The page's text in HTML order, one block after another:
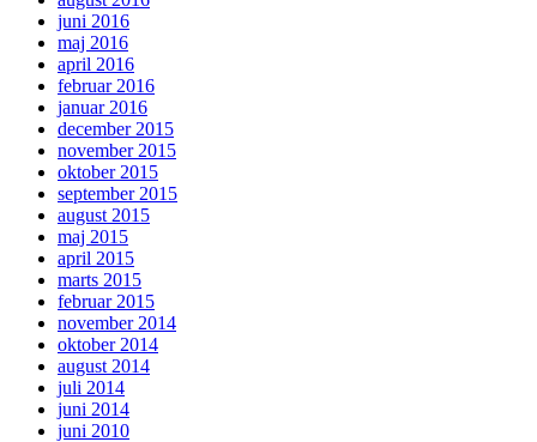
juni 2016
maj 2016
april 2016
februar 2016
januar 2016
december 2015
november 2015
oktober 2015
september 2015
august 2015
maj 2015
april 2015
marts 2015
februar 2015
november 2014
oktober 2014
august 2014
juli 2014
juni 2014
juni 2010